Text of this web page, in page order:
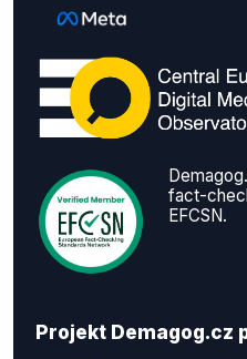
fact-
EFCSN.
Projekt Demagog.cz